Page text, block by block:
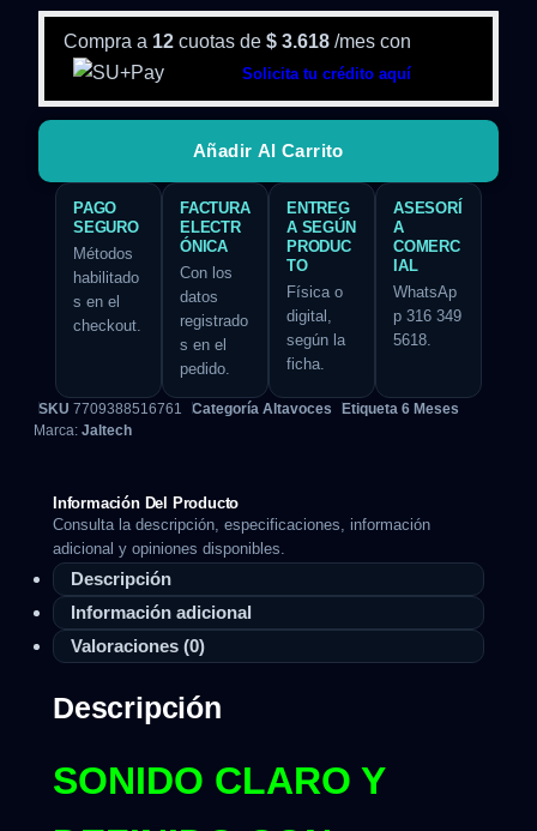
Compra a 12 cuotas de $ 3.618 /mes con
Solicita tu crédito aquí
Añadir Al Carrito
PAGO
SEGURO
Métodos
habilitado
s en el
checkout.
FACTURA
ELECTR
ÓNICA
Con los
datos
registrado
s en el
pedido.
ENTREG
A SEGÚN
PRODUC
TO
Física o
digital,
según la
ficha.
ASESORÍ
A
COMERC
IAL
WhatsAp
p 316 349
5618.
SKU 7709388516761 Categoría Altavoces Etiqueta 6 Meses
Marca: Jaltech
Información Del Producto
Consulta la descripción, especificaciones, información
adicional y opiniones disponibles.
Descripción
Información adicional
Valoraciones (0)
Descripción
SONIDO CLARO Y